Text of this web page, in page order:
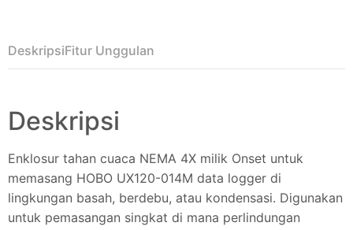
DeskripsiFitur Unggulan
Deskripsi
Enklosur tahan cuaca NEMA 4X milik Onset untuk
memasang HOBO UX120-014M data logger di
lingkungan basah, berdebu, atau kondensasi. Digunakan
untuk pemasangan singkat di mana perlindungan